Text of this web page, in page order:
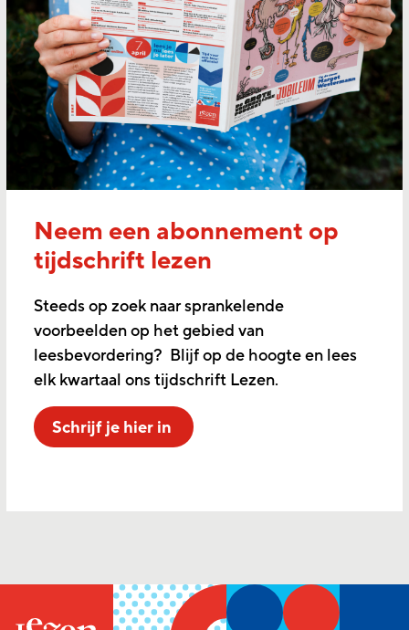
Neem een abonnement op
tijdschrift lezen
Steeds op zoek naar sprankelende
voorbeelden op het gebied van
leesbevordering? Blijf op de hoogte en lees
elk kwartaal ons tijdschrift Lezen.
Schrijf je hier in